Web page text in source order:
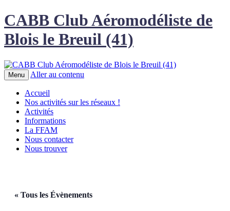
CABB Club Aéromodéliste de
Blois le Breuil (41)
Menu Aller au contenu
Accueil
Nos activités sur les réseaux !
Activités
Informations
La FFAM
Nous contacter
Nous trouver
« Tous les Évènements